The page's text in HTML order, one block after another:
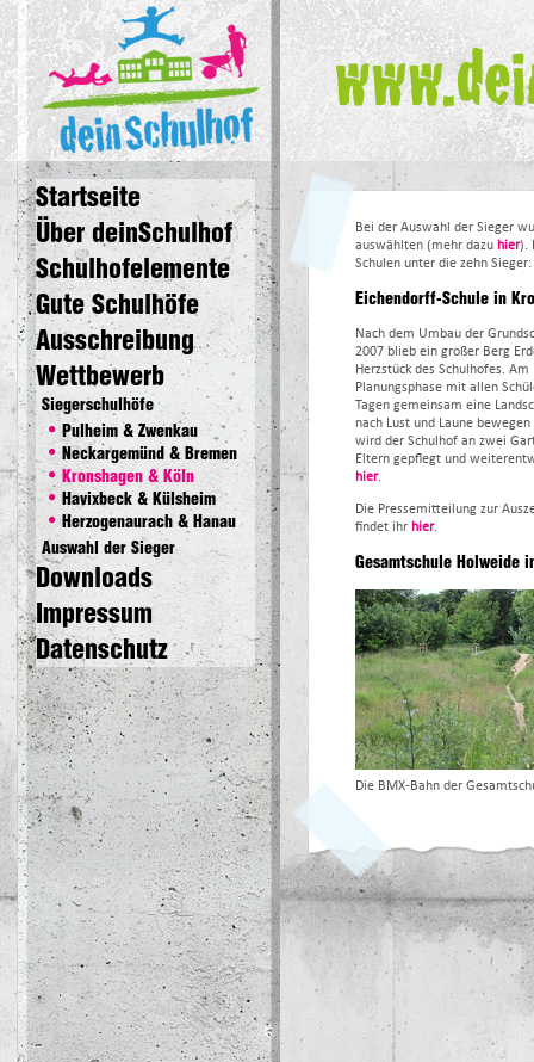
deinSchulhof
Startseite
Über deinSchulhof
Schulhofelemente
Gute Schulhöfe
Ausschreibung
Wettbewerb
Siegerschulhöfe
Pulheim & Zwenkau
Neckargemünd & Bremen
Kronshagen & Köln
Havixbeck & Külsheim
Herzogenaurach & Hanau
Auswahl der Sieger
Downloads
Impressum
Datenschutz
Bei der Auswahl der Sieger
auswählten (mehr dazu hier).
Schulen unter die zehn Sieger:
Eichendorff-Schule in
Nach dem Umbau der
2007 blieb ein großer Berg
Herzstück des Schulhofes.
Planungsphase mit allen
Tagen gemeinsam eine
nach Lust und Laune
wird der Schulhof an zwei
Eltern gepflegt und
hier.
Die Pressemitteilung zur
findet ihr hier.
Gesamtschule Holweide
Die BMX-Bahn der